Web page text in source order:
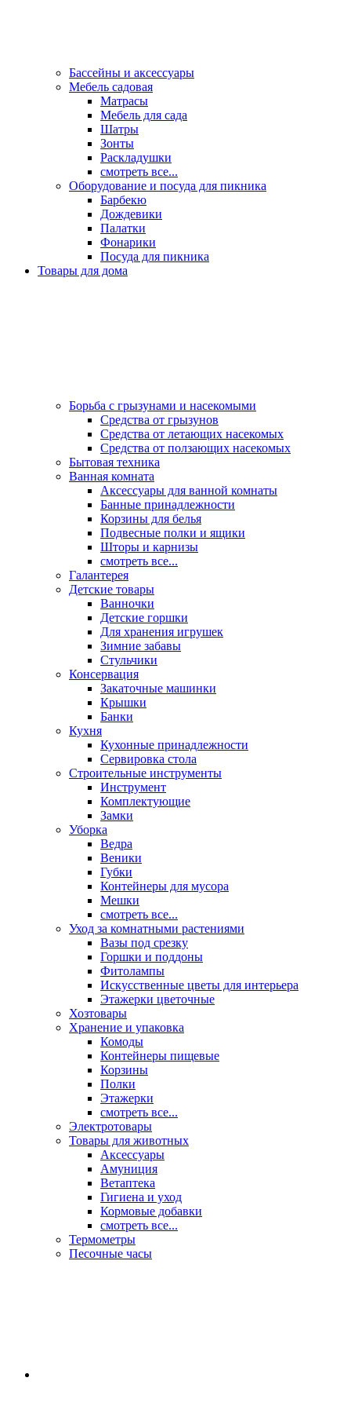
Бассейны и аксессуары
Мебель садовая
Матрасы
Мебель для сада
Шатры
Зонты
Раскладушки
смотреть все...
Оборудование и посуда для пикника
Барбекю
Дождевики
Палатки
Фонарики
Посуда для пикника
Товары для дома
Борьба с грызунами и насекомыми
Средства от грызунов
Средства от летающих насекомых
Средства от ползающих насекомых
Бытовая техника
Ванная комната
Аксессуары для ванной комнаты
Банные принадлежности
Корзины для белья
Подвесные полки и ящики
Шторы и карнизы
смотреть все...
Галантерея
Детские товары
Ванночки
Детские горшки
Для хранения игрушек
Зимние забавы
Стульчики
Консервация
Закаточные машинки
Крышки
Банки
Кухня
Кухонные принадлежности
Сервировка стола
Строительные инструменты
Инструмент
Комплектующие
Замки
Уборка
Ведра
Веники
Губки
Контейнеры для мусора
Мешки
смотреть все...
Уход за комнатными растениями
Вазы под срезку
Горшки и поддоны
Фитолампы
Искусственные цветы для интерьера
Этажерки цветочные
Хозтовары
Хранение и упаковка
Комоды
Контейнеры пищевые
Корзины
Полки
Этажерки
смотреть все...
Электротовары
Товары для животных
Аксессуары
Амуниция
Ветаптека
Гигиена и уход
Кормовые добавки
смотреть все...
Термометры
Песочные часы